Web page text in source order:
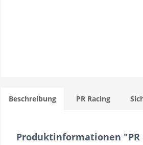
Beschreibung PR Racing
Produktinformationen "PR